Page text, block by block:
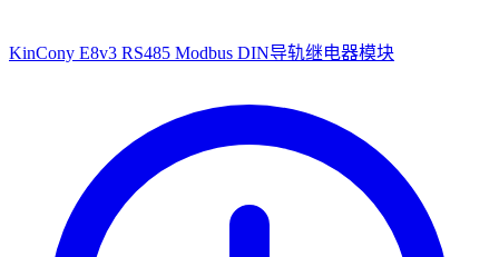
KinCony E8v3 RS485 Modbus DIN导轨继电器模块